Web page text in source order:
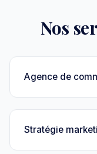
Nos
Agence de
Stratégie